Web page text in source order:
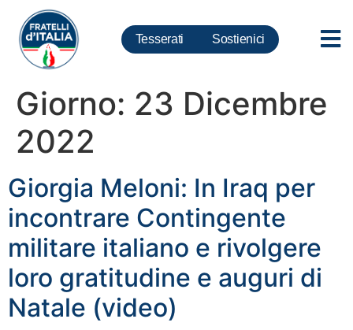
Tesserati Sostienici
Giorno: 23 Dicembre
2022
Giorgia Meloni: In Iraq per
incontrare Contingente
militare italiano e rivolgere
loro gratitudine e auguri di
Natale (video)